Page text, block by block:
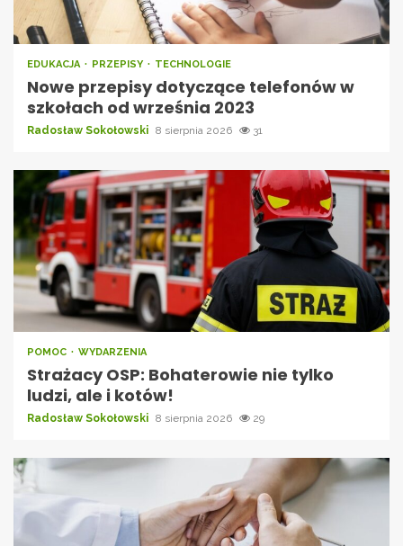
EDUKACJA PRZEPISY TECHNOLOGIE
Nowe przepisy dotyczące telefonów w
szkołach od września 2023
Radosław Sokołowski 8 sierpnia 2026 31
POMOC WYDARZENIA
Strażacy OSP: Bohaterowie nie tylko
ludzi, ale i kotów!
Radosław Sokołowski 8 sierpnia 2026 29